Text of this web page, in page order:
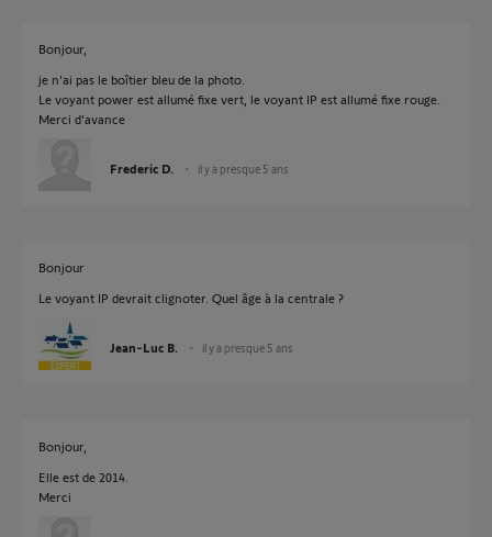
Bonjour,
je n'ai pas le boîtier bleu de la photo.
Le voyant power est allumé fixe vert, le voyant IP est allumé fixe rouge.
Merci d'avance
Frederic D. il y a presque 5 ans
Bonjour
Le voyant IP devrait clignoter. Quel âge à la centrale ?
Jean-Luc B. il y a presque 5 ans
Bonjour,
Elle est de 2014.
Merci